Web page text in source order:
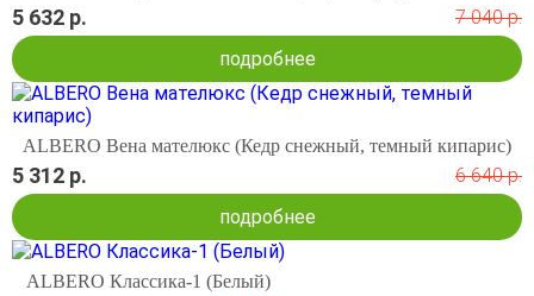
5 632 р.
7 040 р.
подробнее
ALBERO Вена мателюкс (Кедр снежный, темный кипарис)
5 312 р.
6 640 р.
подробнее
ALBERO Классика-1 (Белый)